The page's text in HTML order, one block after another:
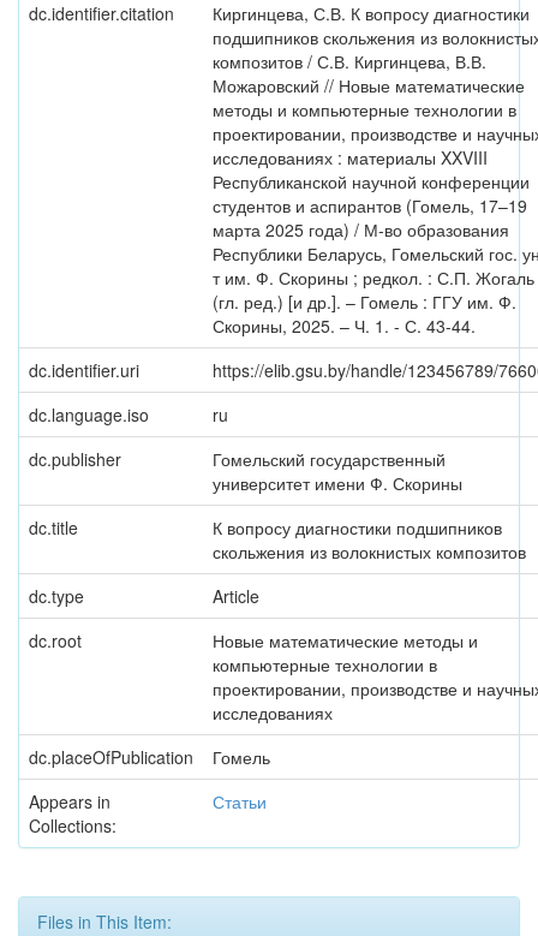
dc.identifier.citation
Киргинцева, С.В. К вопросу диагностики
подшипников скольжения из
композитов / С.В. Киргинцева, В.В.
Можаровский // Новые математические
методы и компьютерные технологии в
проектировании, производстве и
исследованиях : материалы XXVIII
Республиканской научной конференции
студентов и аспирантов (Гомель, 17–19
марта 2025 года) / М-во образования
Республики Беларусь, Гомельский гос.
т им. Ф. Скорины ; редкол. : С.П. Жогаль
(гл. ред.) [и др.]. – Гомель : ГГУ им. Ф.
Скорины, 2025. – Ч. 1. - С. 43-44.
dc.identifier.uri
https://elib.gsu.by/handle/123456789/
dc.language.iso
ru
dc.publisher
Гомельский государственный
университет имени Ф. Скорины
dc.title
К вопросу диагностики подшипников
скольжения из волокнистых композитов
dc.type
Article
dc.root
Новые математические методы и
компьютерные технологии в
проектировании, производстве и
исследованиях
dc.placeOfPublication
Гомель
Appears in
Collections:
Статьи
Files in This Item: